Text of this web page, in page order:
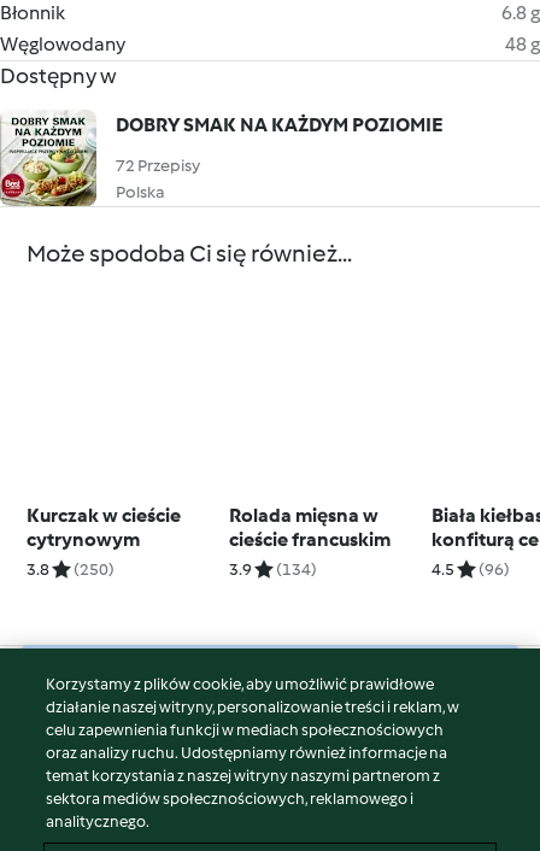
Błonnik
6.8 g
Węglowodany
48 g
Dostępny w
DOBRY SMAK NA KAŻDYM POZIOMIE
72 Przepisy
Polska
Może spodoba Ci się również...
Kurczak w cieście
cytrynowym
3.8 (250)
Rolada mięsna w
cieście francuskim
3.9 (134)
Biała
konfiturą
4.5 (96)
© Copyright 2026
Warunki korzystania
Polityka prywatności
Disclaimer
Znak wydawcy
Korzystamy z plików cookie, aby umożliwić prawidłowe
działanie naszej witryny, personalizowanie treści i reklam, w
celu zapewnienia funkcji w mediach społecznościowych
oraz analizy ruchu. Udostępniamy również informacje na
temat korzystania z naszej witryny naszymi partnerom z
sektora mediów społecznościowych, reklamowego i
analitycznego.